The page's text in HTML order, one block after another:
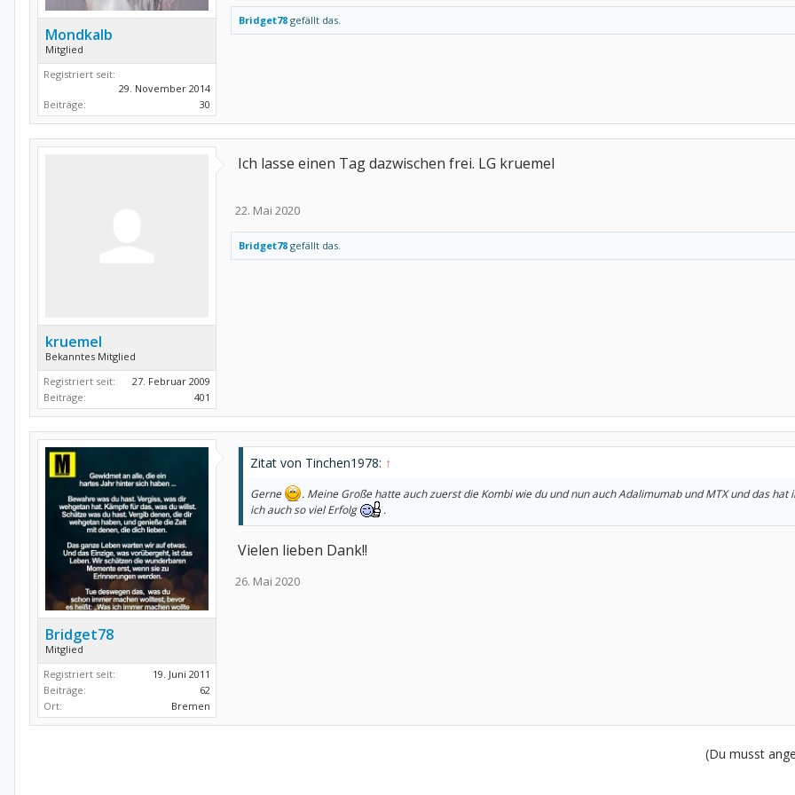
Mondkalb
Mitglied
Registriert seit:
29. November 2014
Beiträge:
30
Bridget78 gefällt das.
kruemel
Bekanntes Mitglied
Registriert seit:
27. Februar 2009
Beiträge:
401
Ich lasse einen Tag dazwischen frei. LG kruemel
22. Mai 2020
Bridget78 gefällt das.
Bridget78
Mitglied
Registriert seit:
19. Juni 2011
Beiträge:
62
Ort:
Bremen
Zitat von Tinchen1978: ↑
Gerne
. Meine Große hatte auch zuerst die Kombi wie du und nun auch Adalimumab und MTX und das
ich auch so viel Erfolg
.
Vielen lieben Dank!!
26. Mai 2020
(Du musst